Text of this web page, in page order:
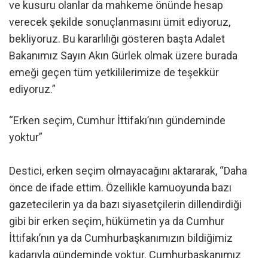
ve kusuru olanlar da mahkeme önünde hesap
verecek şekilde sonuçlanmasını ümit ediyoruz,
bekliyoruz. Bu kararlılığı gösteren başta Adalet
Bakanımız Sayın Akın Gürlek olmak üzere burada
emeği geçen tüm yetkililerimize de teşekkür
ediyoruz.”
“Erken seçim, Cumhur İttifakı’nın gündeminde
yoktur”
Destici, erken seçim olmayacağını aktararak, “Daha
önce de ifade ettim. Özellikle kamuoyunda bazı
gazetecilerin ya da bazı siyasetçilerin dillendirdiği
gibi bir erken seçim, hükümetin ya da Cumhur
İttifakı’nın ya da Cumhurbaşkanımızın bildiğimiz
kadarıyla gündeminde yoktur. Cumhurbaşkanımız